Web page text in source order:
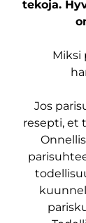
tekoja.
Miksi
Jos
resepti, et